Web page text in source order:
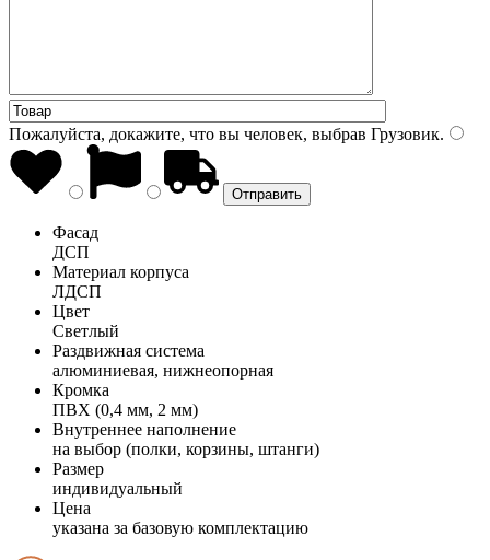
Пожалуйста, докажите, что вы человек, выбрав Грузовик.
Фасад
ДСП
Материал корпуса
ЛДСП
Цвет
Светлый
Раздвижная система
алюминиевая, нижнеопорная
Кромка
ПВХ (0,4 мм, 2 мм)
Внутреннее наполнение
на выбор (полки, корзины, штанги)
Размер
индивидуальный
Цена
указана за базовую комплектацию